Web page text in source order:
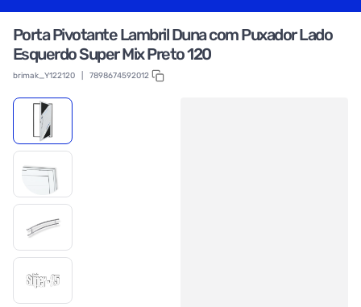
Porta Pivotante Lambril Duna com Puxador Lado
Esquerdo Super Mix Preto 120
brimak_Y122120 7898674592012